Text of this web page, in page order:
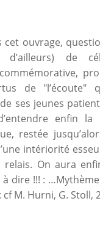
cet ouvrage,
d’ailleurs) de
de "l’écoute"
ses jeunes
enfin la
restée
intériorité
relais. On aura
à dire !!! :
M. Hurni, G. Stoll,